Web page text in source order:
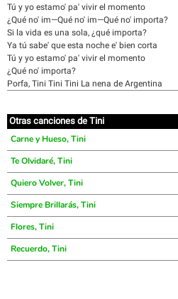
Tú y yo estamo' pa' vivir el momento
¿Qué no' im—Qué no' im—Qué no' importa?
Si la vida es una sola, ¿qué importa?
Ya tú sabe' que esta noche e' bien corta
Tú y yo estamo' pa' vivir el momento
¿Qué no' importa?
Porfa, Tini Tini Tini La nena de Argentina
Otras canciones de Tini
Carne y Hueso, Tini
Te Olvidaré, Tini
Quiero Volver, Tini
Siempre Brillarás, Tini
Flores, Tini
Recuerdo, Tini